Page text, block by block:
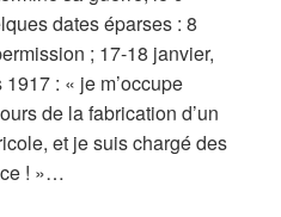
dates éparses : 8
; 17-18 janvier,
: « je m’occupe
de la fabrication d’un
et je suis chargé des
! »…